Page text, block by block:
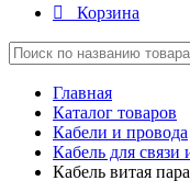
Корзина
Главная
Каталог товаров
Кабели и провода
Кабель для
Кабель витая